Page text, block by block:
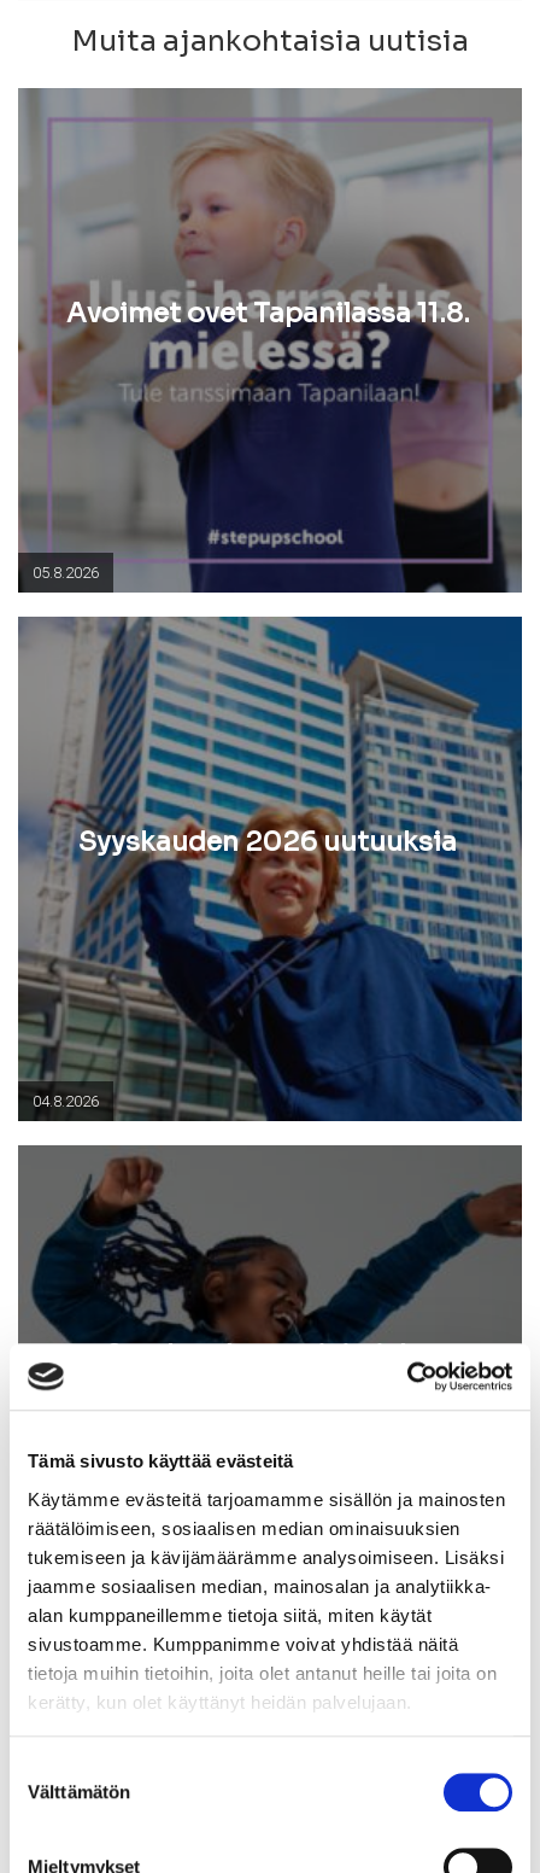
Tämä sivusto käyttää evästeitä
Käytämme evästeitä tarjoamamme sisällön ja mainosten
räätälöimiseen, sosiaalisen median ominaisuuksien
tukemiseen ja kävijämäärämme analysoimiseen. Lisäksi
jaamme sosiaalisen median, mainosalan ja analytiikka-
alan kumppaneillemme tietoja siitä, miten käytät
sivustoamme. Kumppanimme voivat yhdistää näitä
tietoja muihin tietoihin, joita olet antanut heille tai joita on
kerätty, kun olet käyttänyt heidän palvelujaan.
valinta
Välttämätön
Mieltymykset
Muita ajankohtaisia uutisia
Avoimet ovet Tapanilassa 11.8.
05.8.2026
Syyskauden 2026 uutuuksia
04.8.2026
Syyskauden avajaisrieha